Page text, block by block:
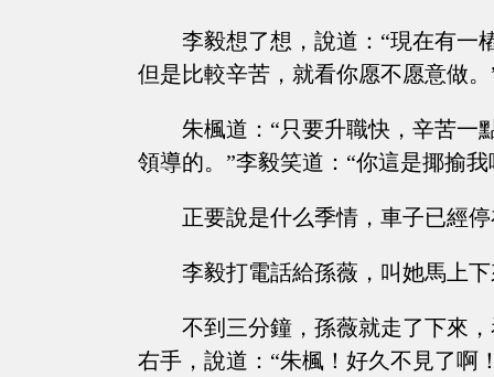
李毅想了想，說道：“現在有一
但是比較辛苦，就看你愿不愿意做。
朱楓道：“只要升職快，辛苦一
領導的。”李毅笑道：“你這是揶揄我
正要說是什么季情，車子已經
李毅打電話給孫薇，叫她馬上
不到三分鐘，孫薇就走了下來
右手，說道：“朱楓！好久不見了啊